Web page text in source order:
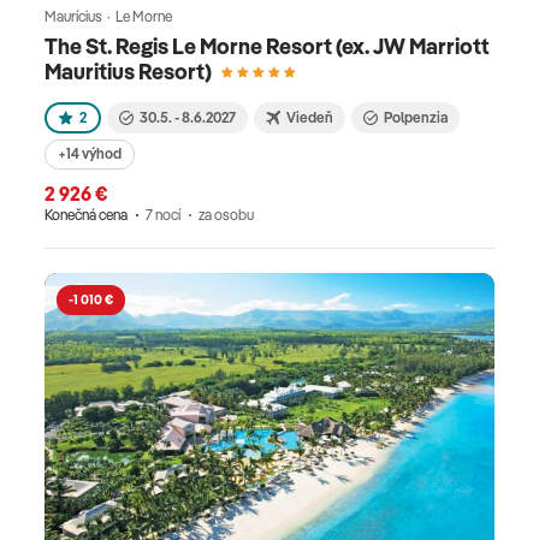
The St. Regis Le Morne Resort (ex. JW Marriott
Mauritius Resort)
Maurícius · Le Morne
2 30.5. - 8.6.2027 Viedeň Polpenzia
+14 výhod
2 926 €
Konečná cena 7 nocí za osobu
-1 010 €